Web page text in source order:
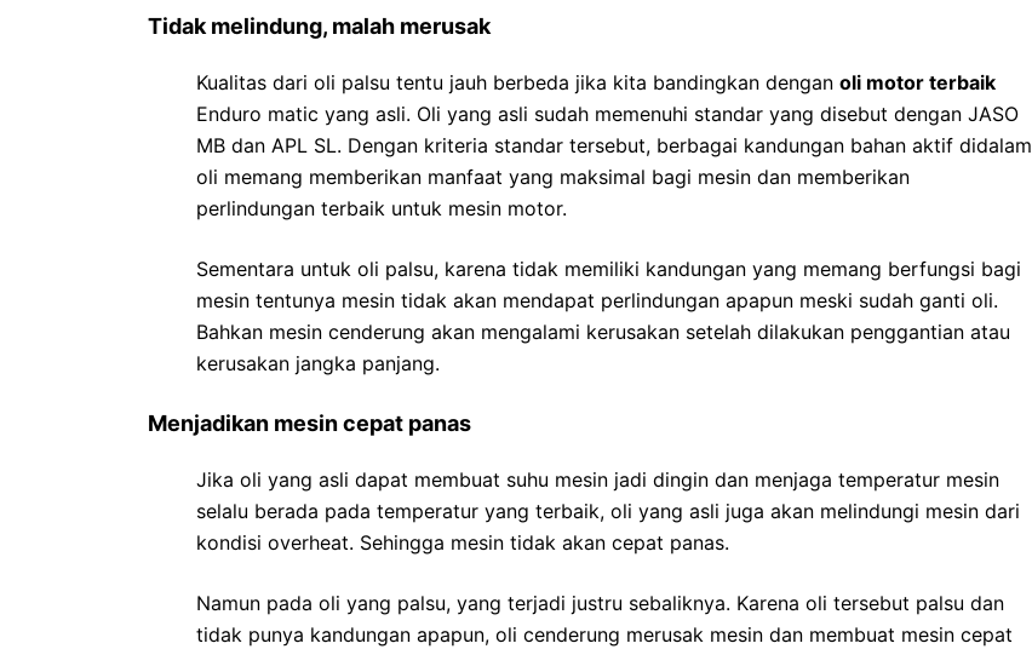
Tidak melindung, malah merusak
Kualitas dari oli palsu tentu jauh berbeda jika kita bandingkan dengan oli motor terbaik
Enduro matic yang asli. Oli yang asli sudah memenuhi standar yang disebut dengan JASO
MB dan APL SL. Dengan kriteria standar tersebut, berbagai kandungan bahan aktif didalam
oli memang memberikan manfaat yang maksimal bagi mesin dan memberikan
perlindungan terbaik untuk mesin motor.
Sementara untuk oli palsu, karena tidak memiliki kandungan yang memang berfungsi bagi
mesin tentunya mesin tidak akan mendapat perlindungan apapun meski sudah ganti oli.
Bahkan mesin cenderung akan mengalami kerusakan setelah dilakukan penggantian atau
kerusakan jangka panjang.
Menjadikan mesin cepat panas
Jika oli yang asli dapat membuat suhu mesin jadi dingin dan menjaga temperatur mesin
selalu berada pada temperatur yang terbaik, oli yang asli juga akan melindungi mesin dari
kondisi overheat. Sehingga mesin tidak akan cepat panas.
Namun pada oli yang palsu, yang terjadi justru sebaliknya. Karena oli tersebut palsu dan
tidak punya kandungan apapun, oli cenderung merusak mesin dan membuat mesin cepat